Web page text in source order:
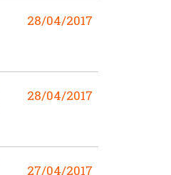
28/04/2017
28/04/2017